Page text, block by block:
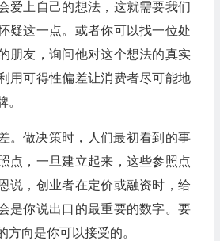
爱上自己的想法，这就需要我们
疑这一点。或者你可以找一位处
朋友，询问他对这个想法的真实
用可得性偏差让消费者尽可能地
。
。做决策时，人们最初看到的事
点，一旦建立起来，这些参照点
说，创业者在定价或融资时，给
是你说出口的最重要的数字。要
方向是你可以接受的。